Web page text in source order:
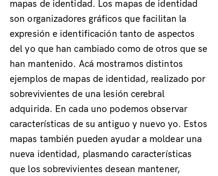
mapas de identidad. Los mapas de identidad
son organizadores gráficos que facilitan la
expresión e identificación tanto de aspectos
del yo que han cambiado como de otros que se
han mantenido. Acá mostramos distintos
ejemplos de mapas de identidad, realizado por
sobrevivientes de una lesión cerebral
adquirida. En cada uno podemos observar
características de su antiguo y nuevo yo. Estos
mapas también pueden ayudar a moldear una
nueva identidad, plasmando características
que los sobrevivientes desean mantener,